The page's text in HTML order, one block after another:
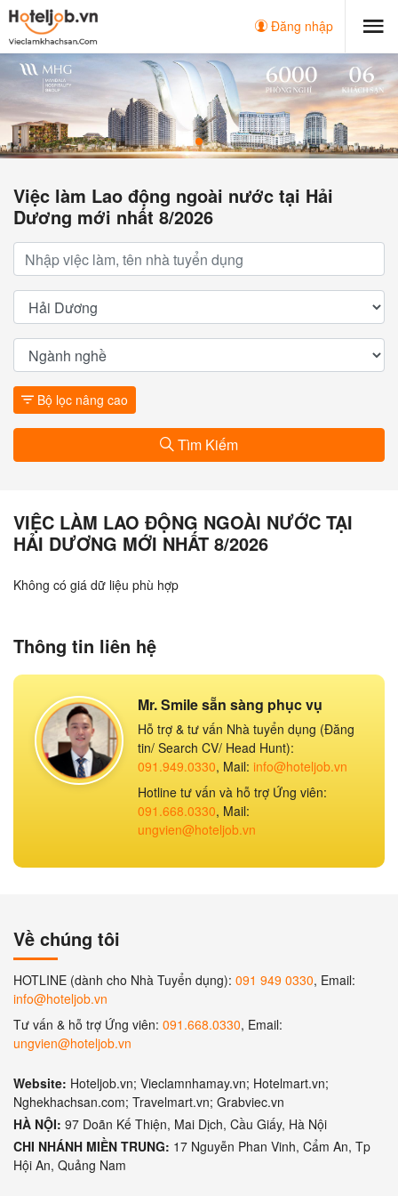
Đăng nhập
Việc làm Lao động ngoài nước tại Hải
Dương mới nhất 8/2026
Bộ lọc nâng cao
Tìm Kiếm
VIỆC LÀM LAO ĐỘNG NGOÀI NƯỚC TẠI
HẢI DƯƠNG MỚI NHẤT 8/2026
Không có giá dữ liệu phù hợp
Thông tin liên hệ
Mr. Smile sẵn sàng phục vụ
Hỗ trợ & tư vấn Nhà tuyển dụng (Đăng
tin/ Search CV/ Head Hunt):
091.949.0330, Mail: info@hoteljob.vn
Hotline tư vấn và hỗ trợ Ứng viên:
091.668.0330, Mail:
ungvien@hoteljob.vn
Về chúng tôi
HOTLINE (dành cho Nhà Tuyển dụng): 091 949 0330, Email:
info@hoteljob.vn
Tư vấn & hỗ trợ Ứng viên: 091.668.0330, Email:
ungvien@hoteljob.vn
Website: Hoteljob.vn; Vieclamnhamay.vn; Hotelmart.vn;
Nghekhachsan.com; Travelmart.vn; Grabviec.vn
HÀ NỘI: 97 Doãn Kế Thiện, Mai Dịch, Cầu Giấy, Hà Nội
CHI NHÁNH MIỀN TRUNG: 17 Nguyễn Phan Vinh, Cẩm An, Tp
Hội An, Quảng Nam